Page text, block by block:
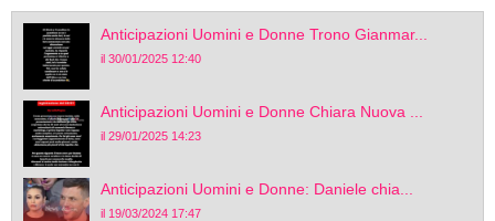
Anticipazioni Uomini e Donne Trono Gianmar...
il 30/01/2025 12:40
Anticipazioni Uomini e Donne Chiara Nuova ...
il 29/01/2025 14:23
Anticipazioni Uomini e Donne: Daniele chia...
il 19/03/2024 17:47